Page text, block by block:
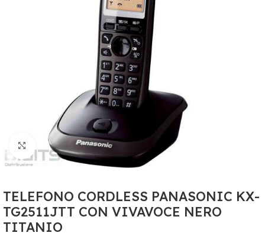
Clicca per ingrandire
TELEFONO CORDLESS PANASONIC KX-
TG2511JTT CON VIVAVOCE NERO
TITANIO